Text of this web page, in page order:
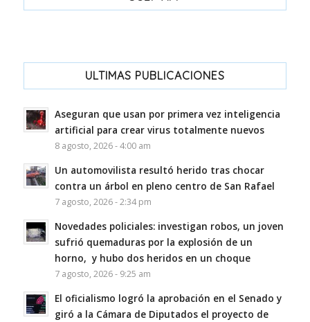
ULTIMAS PUBLICACIONES
Aseguran que usan por primera vez inteligencia
artificial para crear virus totalmente nuevos
8 agosto, 2026 - 4:00 am
Un automovilista resultó herido tras chocar
contra un árbol en pleno centro de San Rafael
7 agosto, 2026 - 2:34 pm
Novedades policiales: investigan robos, un joven
sufrió quemaduras por la explosión de un
horno, y hubo dos heridos en un choque
7 agosto, 2026 - 9:25 am
El oficialismo logró la aprobación en el Senado y
giró a la Cámara de Diputados el proyecto de